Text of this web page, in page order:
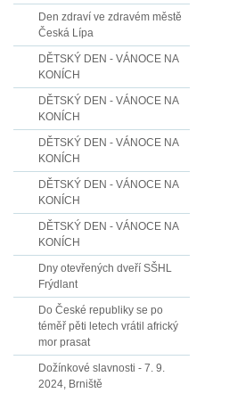
Den zdraví ve zdravém městě
Česká Lípa
DĚTSKÝ DEN - VÁNOCE NA
KONÍCH
DĚTSKÝ DEN - VÁNOCE NA
KONÍCH
DĚTSKÝ DEN - VÁNOCE NA
KONÍCH
DĚTSKÝ DEN - VÁNOCE NA
KONÍCH
DĚTSKÝ DEN - VÁNOCE NA
KONÍCH
Dny otevřených dveří SŠHL
Frýdlant
Do České republiky se po
téměř pěti letech vrátil africký
mor prasat
Dožínkové slavnosti - 7. 9.
2024, Brniště